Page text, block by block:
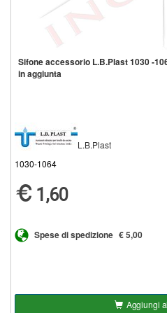
Sifone accessorio L.B.Plast 1030 -
in aggiunta
L.B.Plast
1030-1064
1,60
Spese di spedizione € 5,00
Aggiungi